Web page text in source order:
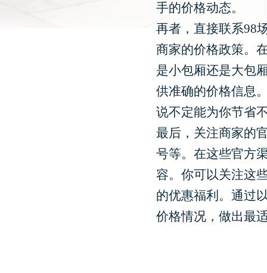
手的价格动态。
再者，直接联系98
商家的价格政策。
是小包厢还是大包
供准确的价格信息
说不定能为你节省
最后，关注商家的
号等。在这些官方
容。你可以关注这
的优惠福利。通过
价格情况，做出最